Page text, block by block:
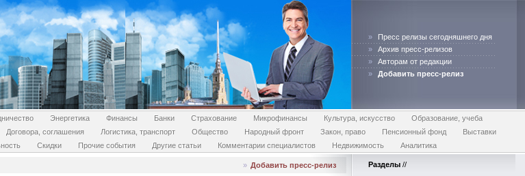
»
Пресс релизы сегодняшнего дня
»
Архив пресс-релизов
»
Авторам от редакции
»
Добавить пресс-релиз
Энергетика Финансы Банки Страхование Микрофинансы Культура, искусство
Образование, учеба
Договора, соглашения Логистика, транспорт Общество Народный фронт Закон, право Пенсионный фонд
Выставки
Скидки Прочие события Другие статьи Комментарии специалистов Недвижимость Аналитика
» Добавить пресс-релиз Разделы //